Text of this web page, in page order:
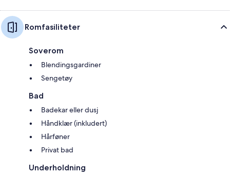
Romfasiliteter
Soverom
Blendingsgardiner
Sengetøy
Bad
Badekar eller dusj
Håndklær (inkludert)
Hårføner
Privat bad
Underholdning